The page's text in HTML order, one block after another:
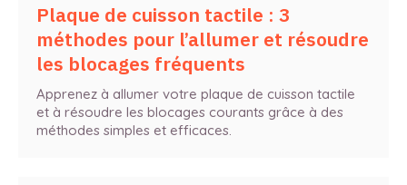
Plaque de cuisson tactile : 3
méthodes pour l’allumer et résoudre
les blocages fréquents
Apprenez à allumer votre plaque de cuisson tactile
et à résoudre les blocages courants grâce à des
méthodes simples et efficaces.